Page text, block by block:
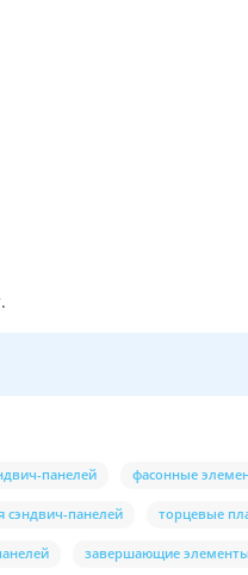
панелей фасонные
сэндвич-панелей торцевые
завершающие